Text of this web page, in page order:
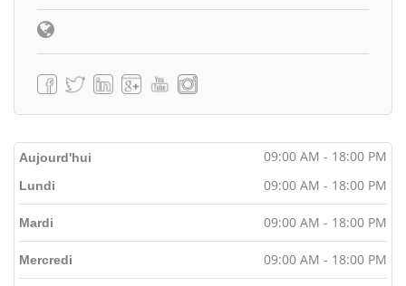
Aujourd'hui 09:00 AM - 18:00 PM
Lundi 09:00 AM - 18:00 PM
Mardi 09:00 AM - 18:00 PM
Mercredi 09:00 AM - 18:00 PM